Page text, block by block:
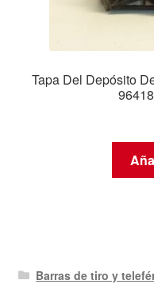
Tapa Del Depósito
Barras de tiro y